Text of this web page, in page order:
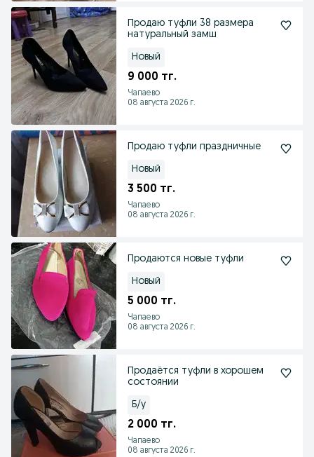
Продаю туфли 38 размера
натуральный замш
Новый
9 000 тг.
Чапаево
08 августа 2026 г.
Продаю туфли праздничные
Новый
3 500 тг.
Чапаево
08 августа 2026 г.
Продаются новые туфли
Новый
5 000 тг.
Чапаево
08 августа 2026 г.
Продаётся туфли в хорошем
состоянии
Б/у
2 000 тг.
Чапаево
08 августа 2026 г.